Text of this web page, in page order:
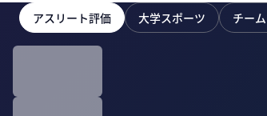
アスリート評価 大学スポーツ チー